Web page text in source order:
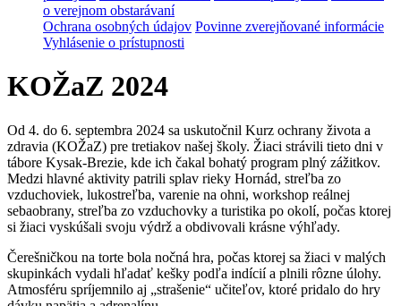
o verejnom obstarávaní
Ochrana osobných údajov Povinne zverejňované informácie
Vyhlásenie o prístupnosti
KOŽaZ 2024
Od 4. do 6. septembra 2024 sa uskutočnil Kurz ochrany života a
zdravia (KOŽaZ) pre tretiakov našej školy. Žiaci strávili tieto dni v
tábore Kysak-Brezie, kde ich čakal bohatý program plný zážitkov.
Medzi hlavné aktivity patrili splav rieky Hornád, streľba zo
vzduchoviek, lukostreľba, varenie na ohni, workshop reálnej
sebaobrany, streľba zo vzduchovky a turistika po okolí, počas ktorej
si žiaci vyskúšali svoju výdrž a obdivovali krásne výhľady.
Čerešničkou na torte bola nočná hra, počas ktorej sa žiaci v malých
skupinkách vydali hľadať kešky podľa indícií a plnili rôzne úlohy.
Atmosféru spríjemnilo aj „strašenie“ učiteľov, ktoré pridalo do hry